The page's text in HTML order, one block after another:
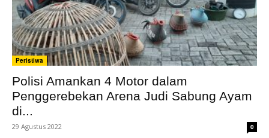
Peristiwa
Polisi Amankan 4 Motor dalam
Penggerebekan Arena Judi Sabung Ayam
di...
29 Agustus 2022 0